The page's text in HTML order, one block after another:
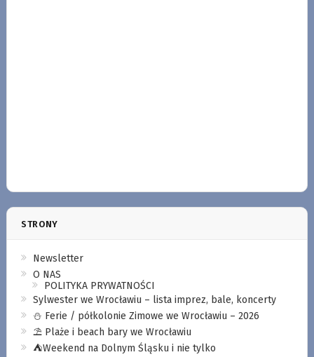
STRONY
Newsletter
O NAS
POLITYKA PRYWATNOŚCI
Sylwester we Wrocławiu – lista imprez, bale, koncerty
⛄️ Ferie / półkolonie Zimowe we Wrocławiu – 2026
⛱️ Plaże i beach bary we Wrocławiu
⛺️Weekend na Dolnym Śląsku i nie tylko